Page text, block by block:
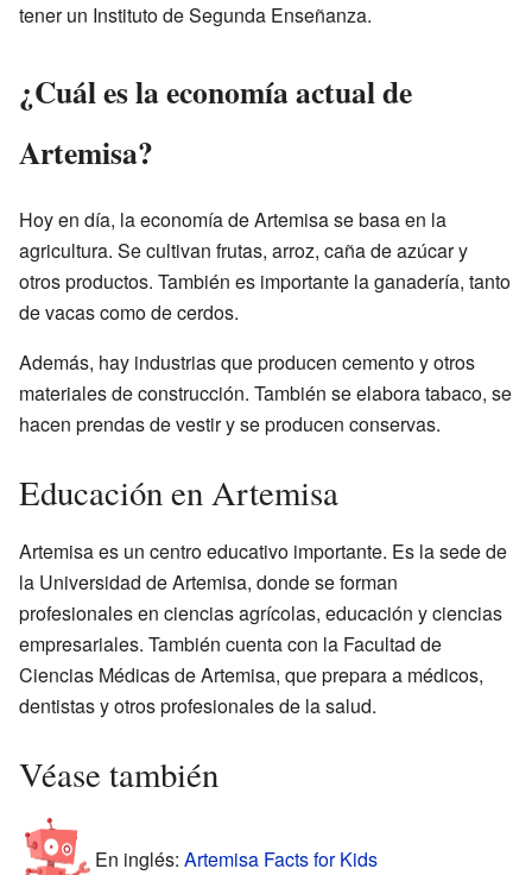
tener un Instituto de Segunda Enseñanza.
¿Cuál es la economía actual de
Artemisa?
Hoy en día, la economía de Artemisa se basa en la
agricultura. Se cultivan frutas, arroz, caña de azúcar y
otros productos. También es importante la ganadería, tanto
de vacas como de cerdos.
Además, hay industrias que producen cemento y otros
materiales de construcción. También se elabora tabaco, se
hacen prendas de vestir y se producen conservas.
Educación en Artemisa
Artemisa es un centro educativo importante. Es la sede de
la Universidad de Artemisa, donde se forman
profesionales en ciencias agrícolas, educación y ciencias
empresariales. También cuenta con la Facultad de
Ciencias Médicas de Artemisa, que prepara a médicos,
dentistas y otros profesionales de la salud.
Véase también
En inglés: Artemisa Facts for Kids